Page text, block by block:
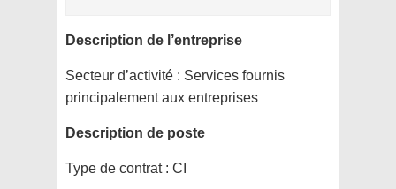
Description de l’entreprise
Secteur d’activité : Services fournis
principalement aux entreprises
Description de poste
Type de contrat : CI